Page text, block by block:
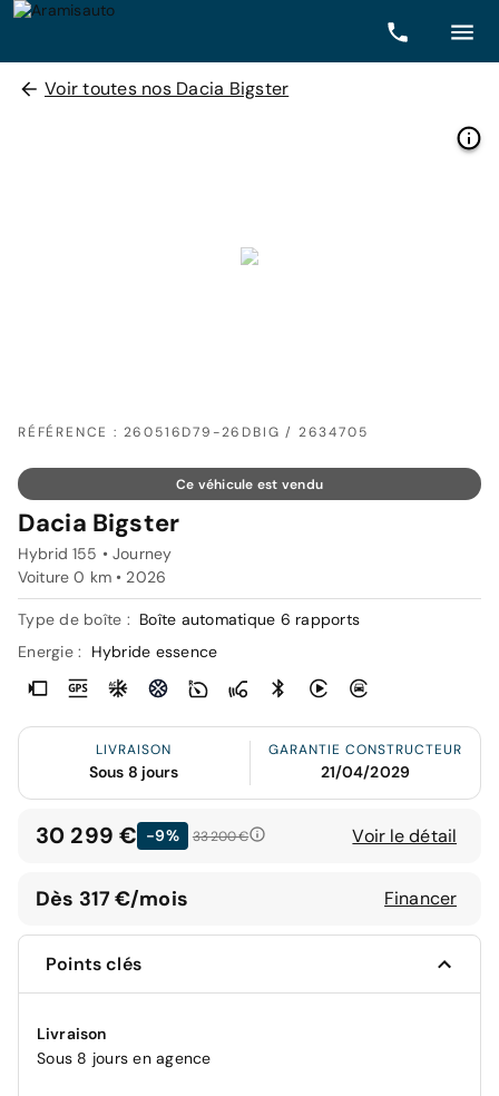
Voir toutes nos Dacia Bigster
RÉFÉRENCE : 260516D79-26DBIG / 2634705
Ce véhicule est vendu
Dacia Bigster
Hybrid 155 • Journey
Voiture 0 km • 2026
Type de boîte : Boîte automatique 6 rapports
Energie :
Hybride essence
LIVRAISON
Sous 8 jours
GARANTIE CONSTRUCTEUR
21/04/2029
30 299 € -9% 33 200 € Voir le détail
Dès 317 €/mois Financer
Points clés
Livraison
Sous 8 jours en agence